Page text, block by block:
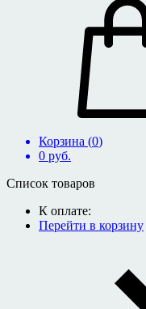
Корзина (0)
0 руб.
Список товаров
К оплате:
Перейти в корзину